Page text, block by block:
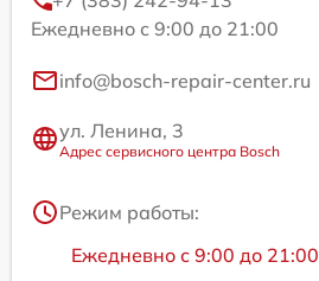
Ежедневно с 9:00 до 21:00
info@bosch-repair-center.ru
ул. Ленина, 3
Адрес сервисного центра Bosch
Режим работы:
Ежедневно с 9:00 до 21:00